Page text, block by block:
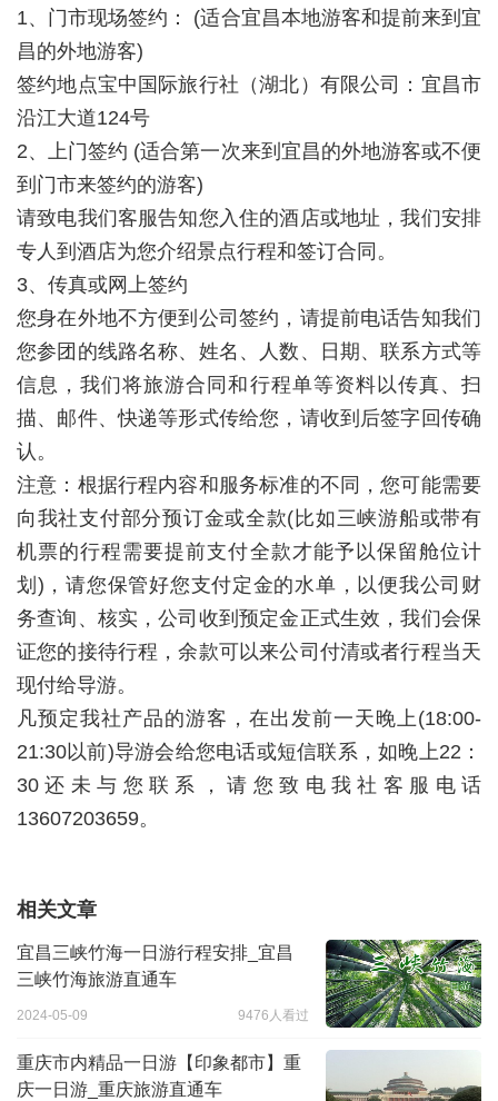
1、门市现场签约： (适合宜昌本地游客和提前来到宜
昌的外地游客)
签约地点宝中国际旅行社（湖北）有限公司：宜昌市
沿江大道124号
2、上门签约 (适合第一次来到宜昌的外地游客或不便
到门市来签约的游客)
请致电我们客服告知您入住的酒店或地址，我们安排
专人到酒店为您介绍景点行程和签订合同。
3、传真或网上签约
您身在外地不方便到公司签约，请提前电话告知我们
您参团的线路名称、姓名、人数、日期、联系方式等
信息，我们将旅游合同和行程单等资料以传真、扫
描、邮件、快递等形式传给您，请收到后签字回传确
认。
注意：根据行程内容和服务标准的不同，您可能需要
向我社支付部分预订金或全款(比如三峡游船或带有
机票的行程需要提前支付全款才能予以保留舱位计
划)，请您保管好您支付定金的水单，以便我公司财
务查询、核实，公司收到预定金正式生效，我们会保
证您的接待行程，余款可以来公司付清或者行程当天
现付给导游。
凡预定我社产品的游客，在出发前一天晚上(18:00-
21:30以前)导游会给您电话或短信联系，如晚上22：
30还未与您联系，请您致电我社客服电话
13607203659。
相关文章
宜昌三峡竹海一日游行程安排_宜昌
三峡竹海旅游直通车
2024-05-09 9476人看过
重庆市内精品一日游【印象都市】重
庆一日游_重庆旅游直通车